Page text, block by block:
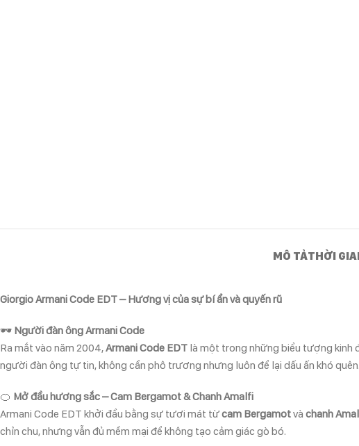
MÔ TẢTHỜI
Giorgio Armani Code EDT – Hương vị của sự bí ẩn và quyến rũ
🕶 Người đàn ông Armani Code
Ra mắt vào năm 2004,Armani Code EDT là một trong những biểu tượng kinh
người đàn ông tự tin, không cần phô trương nhưng luôn để lại dấu ấn khó quên.
🍊 Mở đầu hương sắc – Cam Bergamot & Chanh Amalfi
Armani Code EDT khởi đầu bằng sự tươi mát từcam Bergamotvà chanh
chỉn chu, nhưng vẫn đủ mềm mại để không tạo cảm giác gò bó.